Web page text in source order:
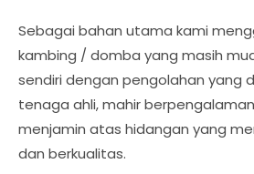
Sebagai bahan utama kami
kambing / domba yang masih
sendiri dengan pengolahan yang
tenaga ahli, mahir
menjamin atas hidangan yang
dan berkualitas.